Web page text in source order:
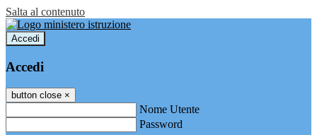
Salta al contenuto
Accedi
Accedi
button close ×
Nome Utente
Password